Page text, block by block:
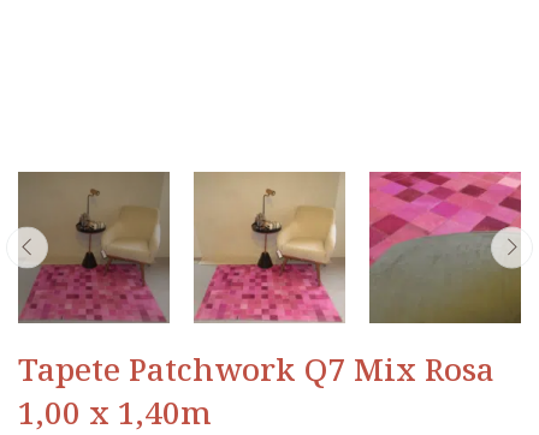
Tapete Patchwork Q7 Mix Rosa
1,00 x 1,40m